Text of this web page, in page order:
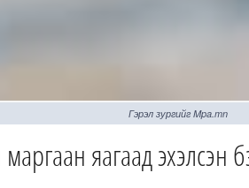
Гэрэл зургийг Mpa.mn
яагаад эхэлсэн